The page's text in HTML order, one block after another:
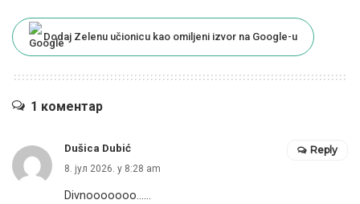
Dodaj Zelenu učionicu kao omiljeni izvor na Google-u
1 коментар
Dušica Dubić
8. јул 2026. у 8:28 am
Divnooooooo……
Reply